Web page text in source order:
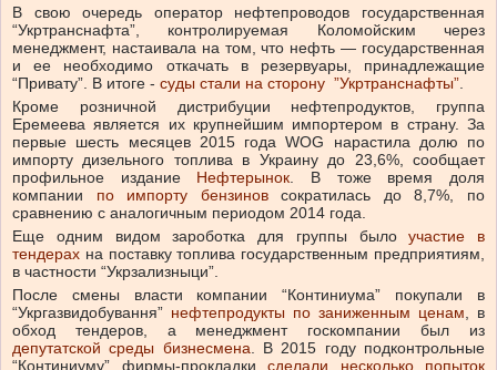
В свою очередь оператор нефтепроводов государственная
“Укртранснафта”, контролируемая Коломойским через
менеджмент, настаивала на том, что нефть — государственная
и ее необходимо откачать в резервуары, принадлежащие
“Привату”. В итоге - суды стали на сторону ”Укртранснафты”.
Кроме розничной дистрибуции нефтепродуктов, группа
Еремеева является их крупнейшим импортером в страну. За
первые шесть месяцев 2015 года WOG нарастила долю по
импорту дизельного топлива в Украину до 23,6%, сообщает
профильное издание Нефтерынок. В тоже время доля
компании по импорту бензиновсократилась до 8,7%, по
сравнению с аналогичным периодом 2014 года.
Еще одним видом зароботка для группы былоучастие в
тендерах на поставку топлива государственным предприятиям,
в частности “Укрзализныци”.
После смены власти компании “Континиума” покупали в
“Укргазвидобування” нефтепродукты по заниженным ценам, в
обход тендеров, а менеджмент госкомпании был из
депутатской среды бизнесмена. В 2015 году подконтрольные
“Континиуму” фирмы-прокладки сделали несколько попыток